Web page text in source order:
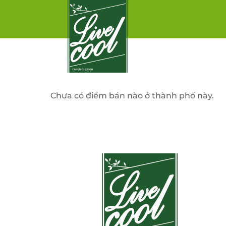
Chưa có điểm bán nào ở thành phố này.